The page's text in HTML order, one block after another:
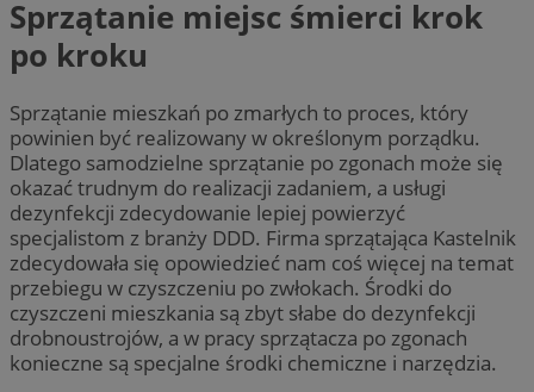
Sprzątanie miejsc śmierci krok
po kroku
Sprzątanie mieszkań po zmarłych to proces, który
powinien być realizowany w określonym porządku.
Dlatego samodzielne sprzątanie po zgonach może się
okazać trudnym do realizacji zadaniem, a usługi
dezynfekcji zdecydowanie lepiej powierzyć
specjalistom z branży DDD. Firma sprzątająca Kastelnik
zdecydowała się opowiedzieć nam coś więcej na temat
przebiegu w czyszczeniu po zwłokach. Środki do
czyszczeni mieszkania są zbyt słabe do dezynfekcji
drobnoustrojów, a w pracy sprzątacza po zgonach
konieczne są specjalne środki chemiczne i narzędzia.